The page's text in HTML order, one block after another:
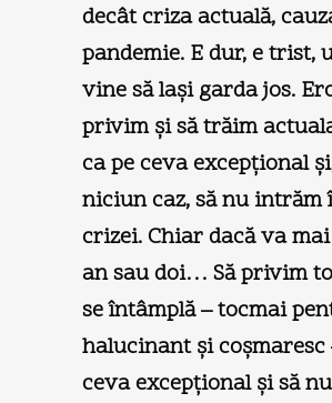
decât criza actuală,
pandemie. E dur, e trist,
vine să laşi garda jos.
privim şi să trăim
ca pe ceva excepţional
niciun caz, să nu
crizei. Chiar dacă va
an sau doi… Să privim
se întâmplă – tocmai
halucinant şi coşmaresc
ceva excepţional şi să